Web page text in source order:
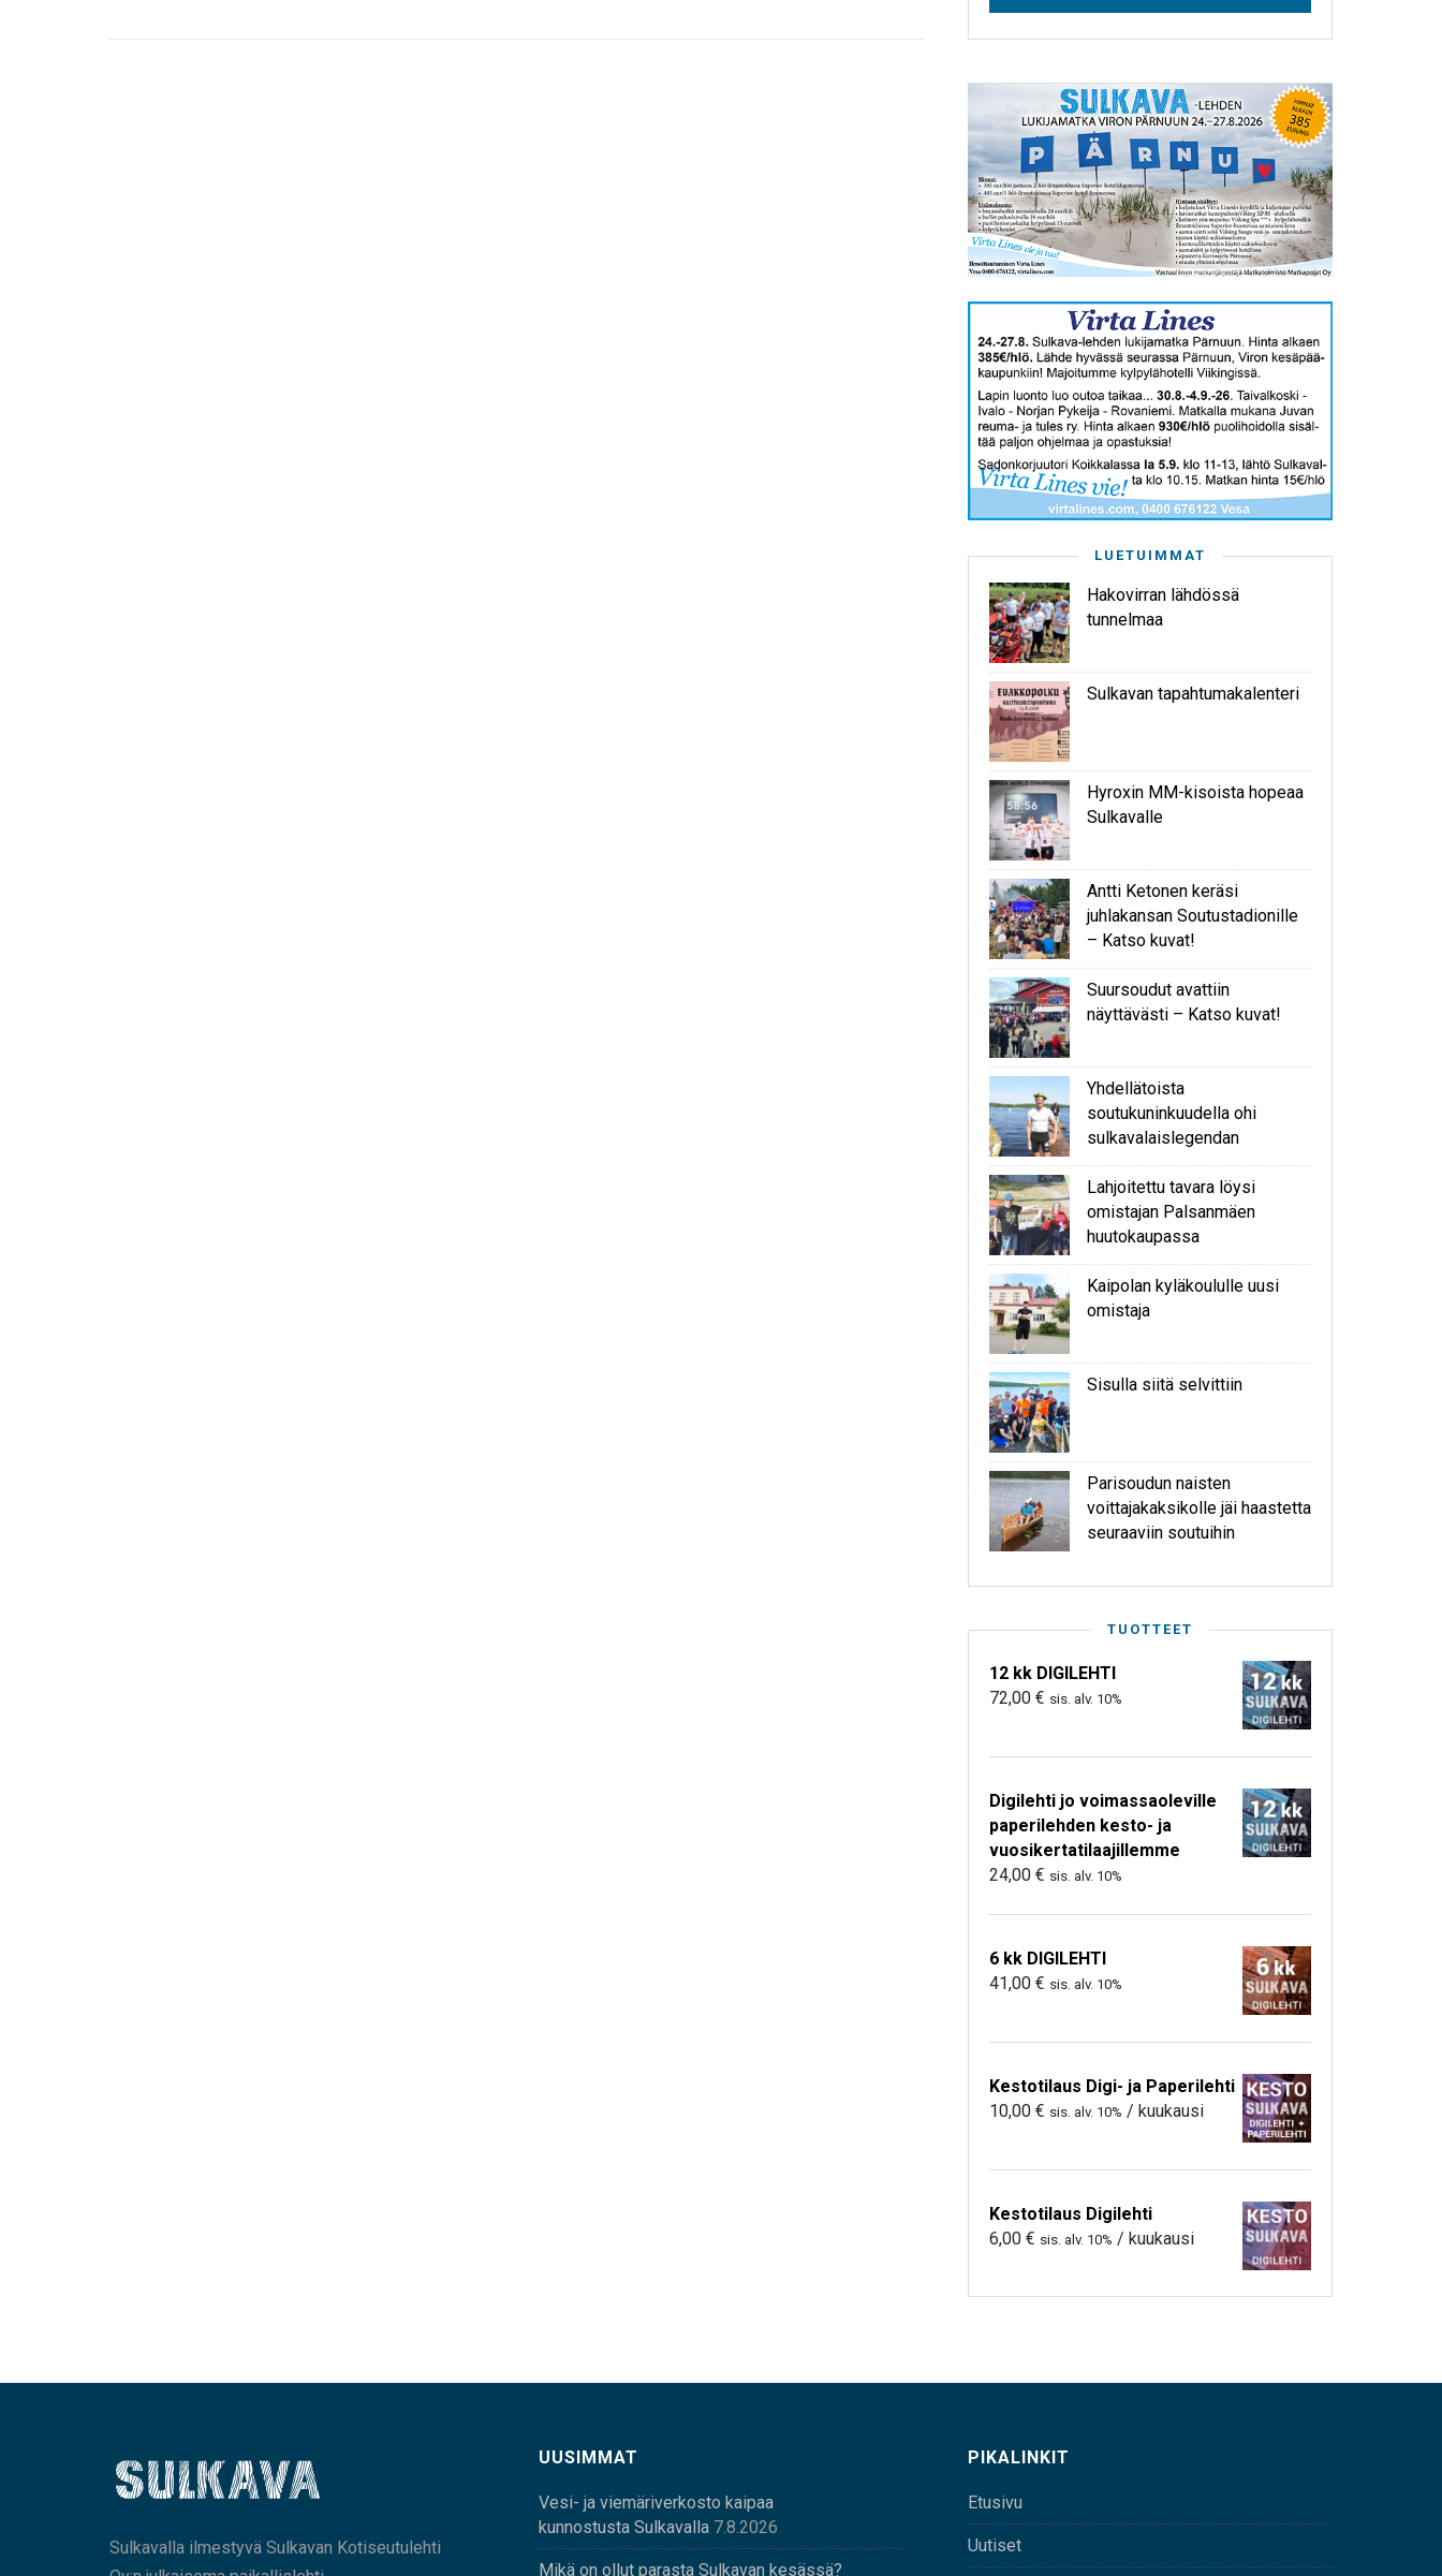
LUETUIMMAT
Hakovirran lähdössä
tunnelmaa
Sulkavan tapahtumakalenteri
Hyroxin MM-kisoista hopeaa
Sulkavalle
Antti Ketonen keräsi
juhlakansan Soutustadionille
– Katso kuvat!
Suursoudut avattiin
näyttävästi – Katso kuvat!
Yhdellätoista
soutukuninkuudella ohi
sulkavalaislegendan
Lahjoitettu tavara löysi
omistajan Palsanmäen
huutokaupassa
Kaipolan kyläkoululle uusi
omistaja
Sisulla siitä selvittiin
Parisoudun naisten
voittajakaksikolle jäi haastetta
seuraaviin soutuihin
TUOTTEET
12 kk DIGILEHTI
72,00 € sis. alv. 10%
Digilehti jo voimassaoleville
paperilehden kesto- ja
vuosikertatilaajillemme
24,00 € sis. alv. 10%
6 kk DIGILEHTI
41,00 € sis. alv. 10%
Kestotilaus Digi- ja Paperilehti
10,00 € sis. alv. 10% / kuukausi
Kestotilaus Digilehti
6,00 € sis. alv. 10% / kuukausi
Sulkavalla ilmestyvä Sulkavan Kotiseutulehti
UUSIMMAT
Vesi- ja viemäriverkosto kaipaa
kunnostusta Sulkavalla 7.8.2026
Mikä on ollut parasta Sulkavan kesässä?
PIKALINKIT
Etusivu
Uutiset